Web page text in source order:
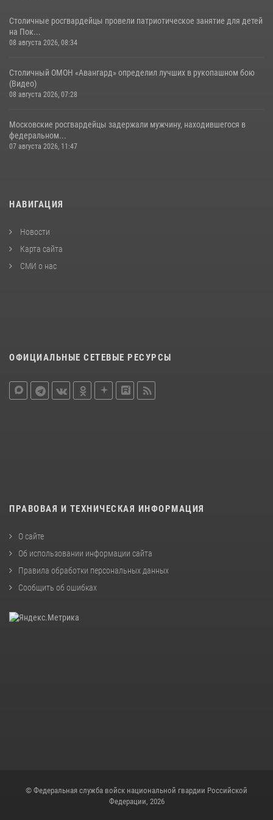
Столичные росгвардейцы провели патриотическое занятие для детей
на Пок...
08 августа 2026, 08:34
Столичный ОМОН «Авангард» определил лучших в рукопашном бою
(Видео)
08 августа 2026, 07:28
Московские росгвардейцы задержали мужчину, находившегося в
федеральном...
07 августа 2026, 11:47
НАВИГАЦИЯ
Новости
Карта сайта
СМИ о нас
ОФИЦИАЛЬНЫЕ СЕТЕВЫЕ РЕСУРСЫ
ПРАВОВАЯ И ТЕХНИЧЕСКАЯ ИНФОРМАЦИЯ
О сайте
Об использовании информации сайта
Правила обработки персональных данных
Сообщить об ошибках
© Федеральная служба войск национальной гвардии Российской
Федерации, 2026